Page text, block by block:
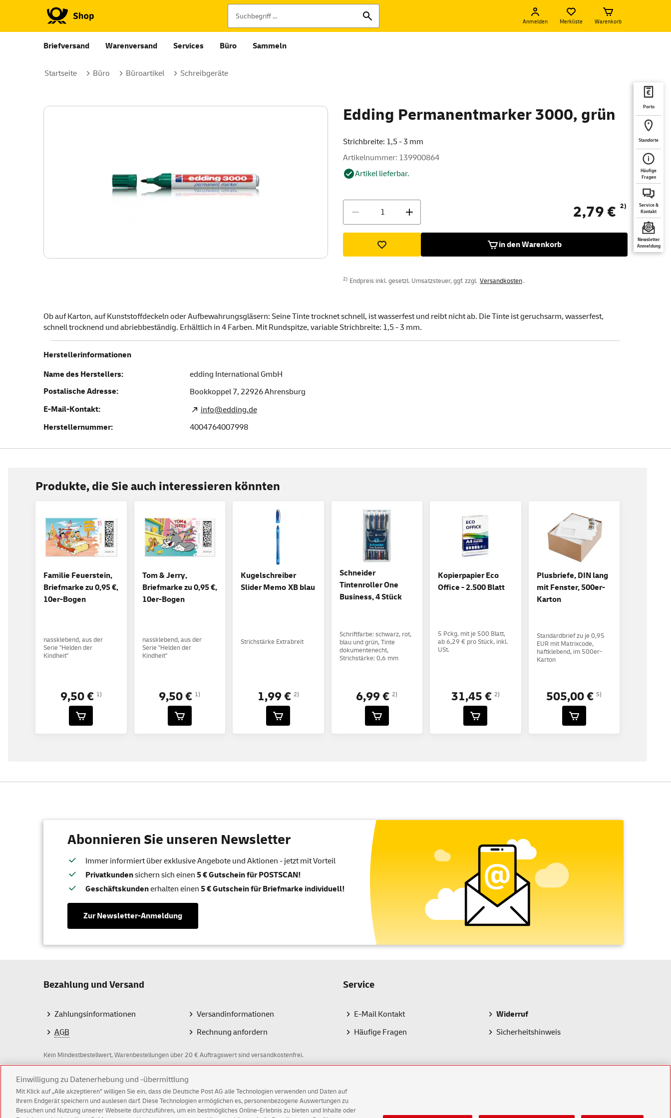
Anmelden Merkliste Warenkorb
Briefversand Warenversand Services Büro Sammeln
Porto
Standorte
Häufige
Fragen
Service &
Kontakt
Newsletter
Anmeldung
Startseite Büro Büroartikel Schreibgeräte
Edding Permanentmarker 3000, grün
Strichbreite: 1,5 - 3 mm
Artikelnummer: 139900864
Artikel lieferbar.
2,79 € 2)
in den Warenkorb
2) Endpreis inkl. gesetzl. Umsatzsteuer, ggf. zzgl. Versandkosten.
Ob auf Karton, auf Kunststoffdeckeln oder Aufbewahrungsgläsern: Seine Tinte trocknet schnell, ist wasserfest und reibt nicht ab. Die Tinte ist geruchsarm, wasserfest,
schnell trocknend und abriebbeständig. Erhältlich in 4 Farben. Mit Rundspitze, variable Strichbreite: 1,5 - 3 mm.
Herstellerinformationen
Name des Herstellers:
edding International GmbH
Postalische Adresse:
Bookkoppel 7, 22926Ahrensburg
E-Mail-Kontakt:
info@edding.de
Herstellernummer:
4004764007998
Produkte, die Sie auch interessieren könnten
Familie Feuerstein,
Briefmarke zu 0,95 €,
10er-Bogen
nassklebend, aus der
Serie "Helden der
Kindheit"
9,50 € 1)
Tom & Jerry,
Briefmarke zu 0,95 €,
10er-Bogen
nassklebend, aus der
Serie "Helden der
Kindheit"
9,50 € 1)
Kugelschreiber
Slider Memo XB blau
Strichstärke Extrabreit
1,99 € 2)
Schneider
Tintenroller One
Business, 4 Stück
Schriftfarbe: schwarz, rot,
blau und grün, Tinte
dokumentenecht,
Strichstärke: 0,6 mm
6,99 €2)
Kopierpapier Eco
Office - 2.500 Blatt
5 Pckg. mit je 500 Blatt,
ab 6,29 € pro Stück, inkl.
USt.
31,45 € 2)
Plusbriefe, DIN lang
mit Fenster, 500er-
Karton
Standardbrief zu je 0,95
EUR mit Matrixcode,
haftklebend, im 500er-
Karton
505,00 € 5)
Abonnieren Sie unseren Newsletter
Immer informiert über exklusive Angebote und Aktionen - jetzt mit Vorteil
Privatkundensichern sich einen 5 € Gutschein für POSTSCAN!
Geschäftskundenerhalten einen 5 € Gutschein für Briefmarke individuell!
Zur Newsletter-Anmeldung
Bezahlung und Versand
Zahlungsinformationen
AGB
Versandinformationen
Rechnung anfordern
Service
E-Mail Kontakt
Häufige Fragen
Widerruf
Sicherheitshinweis
Kein Mindestbestellwert, Warenbestellungen über 20 € Auftragswert sind versandkostenfrei.
Z
a
h
Einwilligung zu Datenerhebung und -übermittlung
Mit Klick auf „Alle akzeptieren” willigen Sie ein, dass die Deutsche Post AG alle Technologien verwenden und Daten auf
Ihrem Endgerät speichern und auslesen darf. Diese Technologien ermöglichen es, personenbezogene Auswertungen zu
Besuchen und Nutzung unserer Webseite durchzuführen, um ein bestmögliches Online-Erlebnis zu bieten und Inhalte oder